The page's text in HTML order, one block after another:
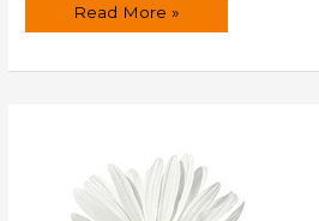
Marcas
Read More »